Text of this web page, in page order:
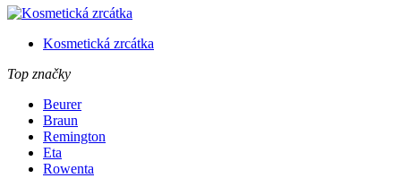
Kosmetická zrcátka
Top značky
Beurer
Braun
Remington
Eta
Rowenta